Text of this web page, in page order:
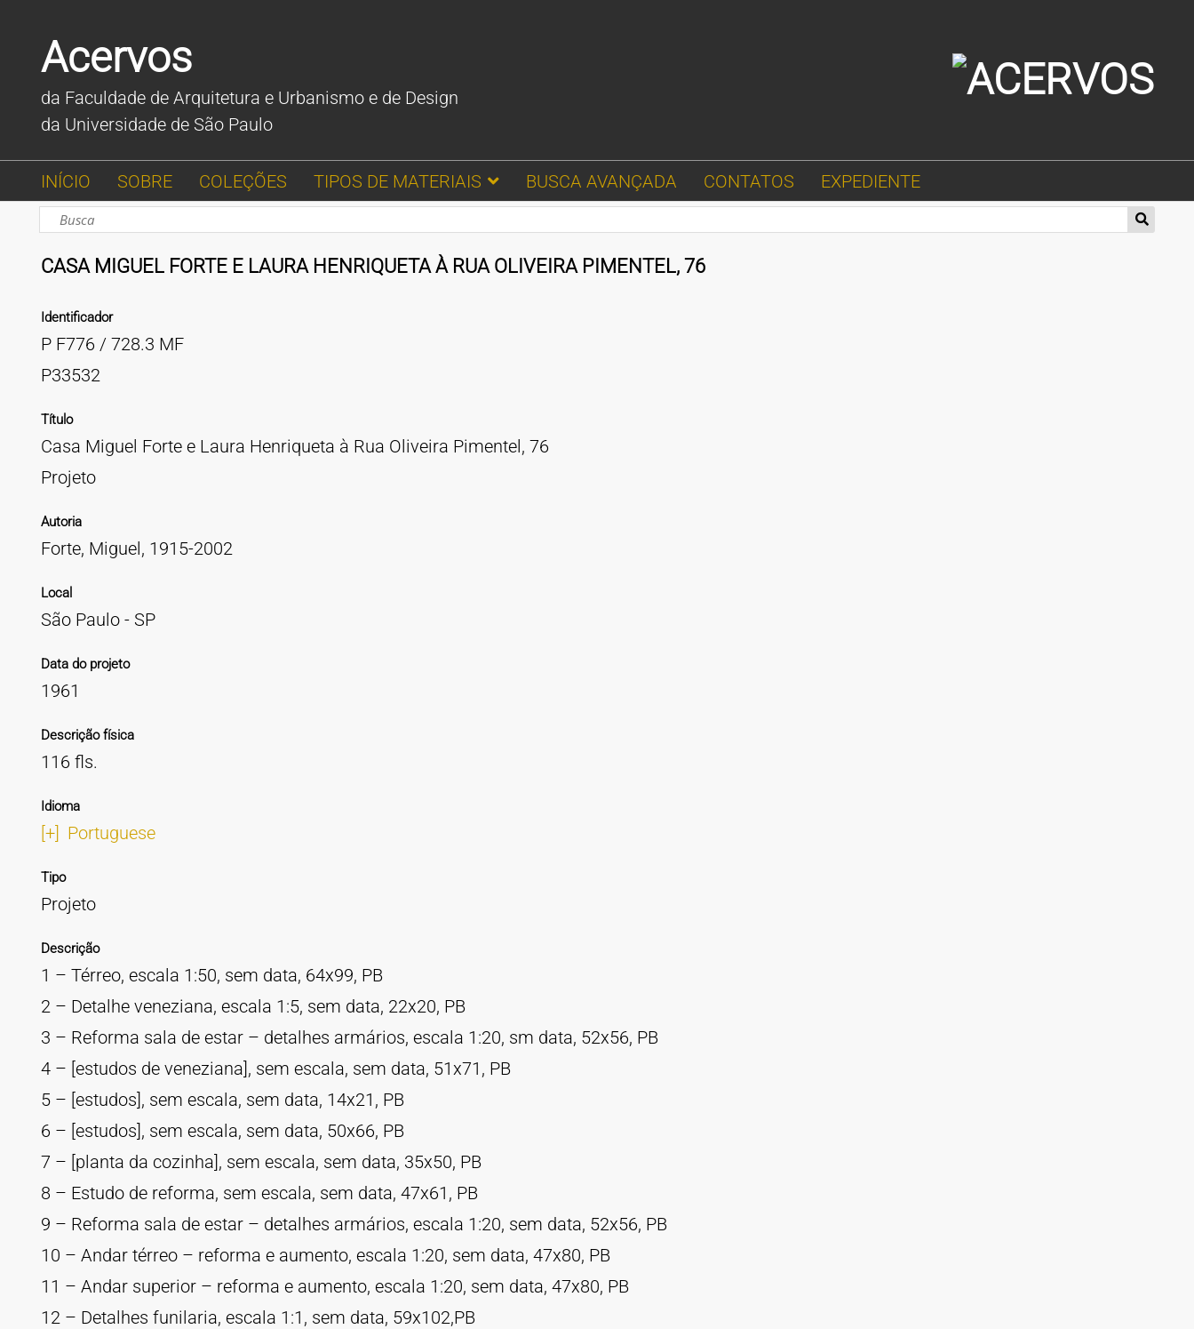
Acervos
da Faculdade de Arquitetura e Urbanismo e de Design
da Universidade de São Paulo
INÍCIO SOBRE COLEÇÕES TIPOS DE MATERIAIS BUSCA AVANÇADA CONTATOS EXPEDIENTE
CASA MIGUEL FORTE E LAURA HENRIQUETA À RUA OLIVEIRA PIMENTEL, 76
Identificador
P F776 / 728.3 MF
P33532
Título
Casa Miguel Forte e Laura Henriqueta à Rua Oliveira Pimentel, 76
Projeto
Autoria
Forte, Miguel, 1915-2002
Local
São Paulo - SP
Data do projeto
1961
Descrição física
116 fls.
Idioma
[+] Portuguese
Tipo
Projeto
Descrição
1 – Térreo, escala 1:50, sem data, 64x99, PB
2 – Detalhe veneziana, escala 1:5, sem data, 22x20, PB
3 – Reforma sala de estar – detalhes armários, escala 1:20, sm data, 52x56, PB
4 – [estudos de veneziana], sem escala, sem data, 51x71, PB
5 – [estudos], sem escala, sem data, 14x21, PB
6 – [estudos], sem escala, sem data, 50x66, PB
7 – [planta da cozinha], sem escala, sem data, 35x50, PB
8 – Estudo de reforma, sem escala, sem data, 47x61, PB
9 – Reforma sala de estar – detalhes armários, escala 1:20, sem data, 52x56, PB
10 – Andar térreo – reforma e aumento, escala 1:20, sem data, 47x80, PB
11 – Andar superior – reforma e aumento, escala 1:20, sem data, 47x80, PB
12 – Detalhes funilaria, escala 1:1, sem data, 59x102,PB